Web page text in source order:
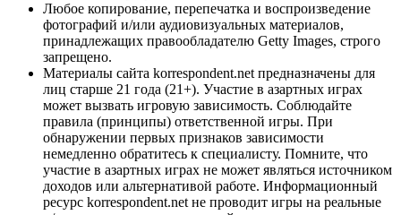
Любое копирование, перепечатка и воспроизведение
фотографий и/или аудиовизуальных материалов,
принадлежащих правообладателю Getty Images, строго
запрещено.
Материалы сайта korrespondent.net предназначены для
лиц старше 21 года (21+). Участие в азартных играх
может вызвать игровую зависимость. Соблюдайте
правила (принципы) ответственной игры. При
обнаружении первых признаков зависимости
немедленно обратитесь к специалисту. Помните, что
участие в азартных играх не может являться источником
доходов или альтернативой работе. Информационный
ресурс korrespondent.net не проводит игры на реальные